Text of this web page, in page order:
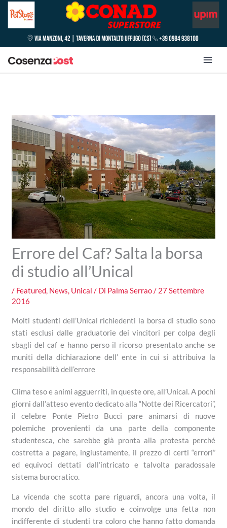
Errore del Caf? Salta la borsa
di studio all’Unical
/ Featured, News, Unical / Di Palma Serrao/ 27 Settembre
2016
Molti studenti dell’Unical richiedenti la borsa di studio sono
stati esclusi dalle graduatorie dei vincitori per colpa degli
sbagli del caf e hanno perso il ricorso presentato anche se
muniti della dichiarazione dell’ ente in cui si attribuiva la
responsabilità dell’errore
Clima teso e animi agguerriti, in queste ore, all’Unical. A pochi
giorni dall’atteso evento dedicato alla “Notte dei Ricercatori”,
il celebre Ponte Pietro Bucci pare animarsi di nuove
polemiche provenienti da una parte della componente
studentesca, che sarebbe già pronta alla protesta perché
costretta a pagare, ingiustamente, il prezzo di certi “errori”
ed equivoci dettati dall’intricato e talvolta paradossale
sistema burocratico.
La vicenda che scotta pare riguardi, ancora una volta, il
mondo del diritto allo studio e coinvolge una fetta non
indifferente di studenti tra coloro che hanno fatto domanda